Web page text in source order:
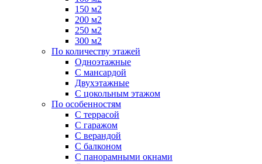
150 м2
200 м2
250 м2
300 м2
По количеству этажей
Одноэтажные
С мансардой
Двухэтажные
С цокольным этажом
По особенностям
С террасой
С гаражом
С верандой
С балконом
С панорамными окнами